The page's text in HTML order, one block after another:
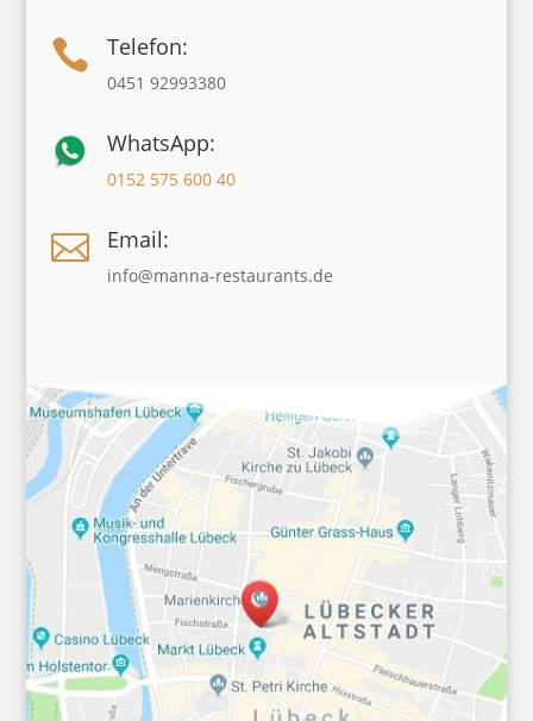
 Telefon:
0451 92993380
WhatsApp:
0152 575 600 40
 Email:
info@manna-restaurants.de